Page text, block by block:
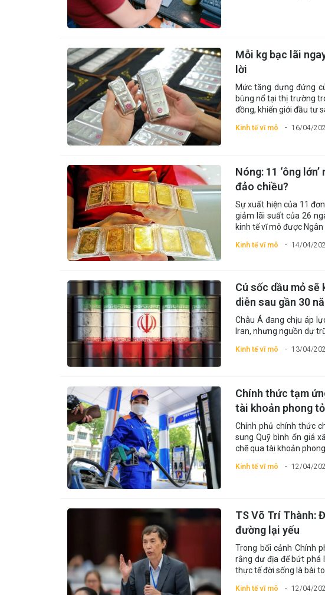
Kinh tế vĩ mô 16/04/
Mỗi kg bạc lãi
lời
Mức tăng dựng đứng
bùng nổ tại thị trường
đồng, khiến giới đầu tư
Kinh tế vĩ mô 14/04/
Nóng: 11 ‘ông
đảo chiều?
Sự xuất hiện của 11
giảm lãi suất của 26
kinh tế vĩ mô được
Kinh tế vĩ mô 13/04/
Cú sốc dầu mỏ sẽ
diễn sau gần 30
Châu Á đang chịu áp
Iran, nhưng nguồn dự
Kinh tế vĩ mô 12/04/
Chính thức tạm
tài khoản phong
Chính phủ chính thức
sung Quỹ bình ổn giá
chẽ qua tài khoản
Kinh tế vĩ mô 12/04/
TS Võ Trí Thành:
đường lại yếu
Trong bối cảnh Chính
rằng dư địa để bứt phá
thực tế đời sống là bài